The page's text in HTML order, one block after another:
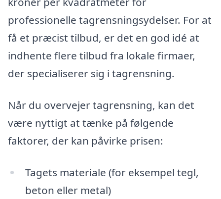
professionelle tagrensningsydelser. For at
få et præcist tilbud, er det en god idé at
indhente flere tilbud fra lokale firmaer,
der specialiserer sig i tagrensning.
Når du overvejer tagrensning, kan det
være nyttigt at tænke på følgende
faktorer, der kan påvirke prisen:
Tagets materiale (for eksempel tegl,
beton eller metal)